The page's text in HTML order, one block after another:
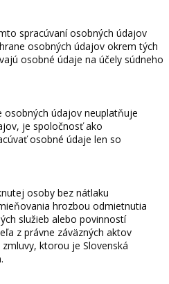
spracúvaní osobných údajov
osobných údajov okrem tých
osobné údaje na účely súdneho
osobných údajov neuplatňuje
je spoločnosť ako
osobné údaje len so
osoby bez nátlaku
hrozbou odmietnutia
služieb alebo povinností
z právne záväzných aktov
ktorou je Slovenská